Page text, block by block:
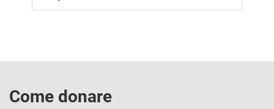
Come donare